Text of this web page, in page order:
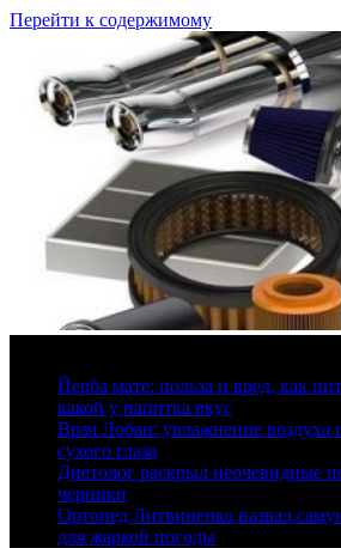
Перейти к содержимому
Йерба мате: польза и вред, как
какой у напитка вкус
Врач Лобан: увлажнение воздуха
сухого глаза
Диетолог раскрыл неочевидные
черники
Ортопед Литвиненко назвал
для жаркой погоды